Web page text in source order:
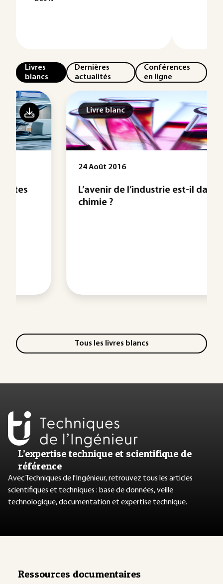
Livres
blancs
Dernières
actualités
Conférences
en ligne
Livre blanc
24 Août 2016
L’avenir de l’industrie est-il dans la
Tous les livres blancs
L’expertise technique et scientifique de
référence
Avec Techniques de l'Ingénieur, retrouvez tous les articles
scientifiques et techniques : base de données, veille
technologique, documentation et expertise technique.
Ressources documentaires